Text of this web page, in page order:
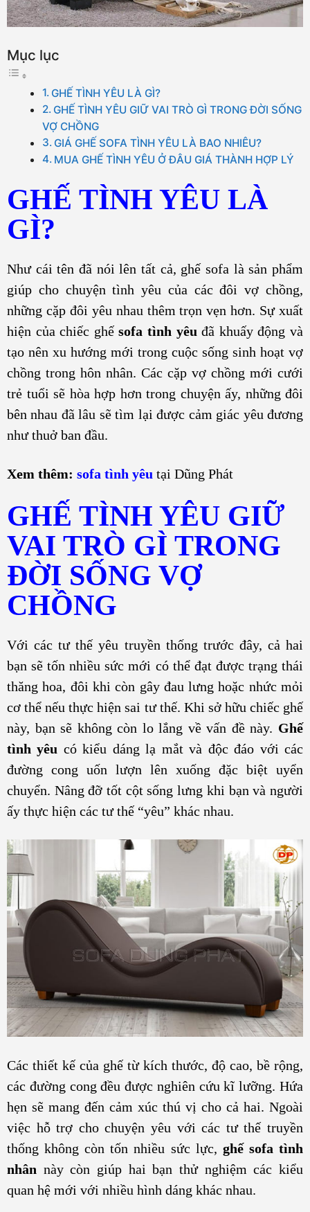
Mục lục
GHẾ TÌNH YÊU LÀ GÌ?
GHẾ TÌNH YÊU GIỮ VAI TRÒ GÌ TRONG ĐỜI SỐNG
VỢ CHỒNG
GIÁ GHẾ SOFA TÌNH YÊU LÀ BAO NHIÊU?
MUA GHẾ TÌNH YÊU Ở ĐÂU GIÁ THÀNH HỢP LÝ
GHẾ TÌNH YÊU LÀ
GÌ?
Như cái tên đã nói lên tất cả, ghế sofa là sản phẩm
giúp cho chuyện tình yêu của các đôi vợ chồng,
những cặp đôi yêu nhau thêm trọn vẹn hơn. Sự xuất
hiện của chiếc ghếsofa tình yêu đã khuấy động và
tạo nên xu hướng mới trong cuộc sống sinh hoạt vợ
chồng trong hôn nhân. Các cặp vợ chồng mới cưới
trẻ tuổi sẽ hòa hợp hơn trong chuyện ấy, những đôi
bên nhau đã lâu sẽ tìm lại được cảm giác yêu đương
như thuở ban đầu.
Xem thêm: sofa tình yêu tại Dũng Phát
GHẾ TÌNH YÊU GIỮ
VAI TRÒ GÌ TRONG
ĐỜI SỐNG VỢ
CHỒNG
Với các tư thế yêu truyền thống trước đây, cả hai
bạn sẽ tốn nhiều sức mới có thể đạt được trạng thái
thăng hoa, đôi khi còn gây đau lưng hoặc nhức mỏi
cơ thể nếu thực hiện sai tư thế. Khi sở hữu chiếc ghế
này, bạn sẽ không còn lo lắng về vấn đề này. Ghế
tình yêu có kiểu dáng lạ mắt và độc đáo với các
đường cong uốn lượn lên xuống đặc biệt uyển
chuyển. Nâng đỡ tốt cột sống lưng khi bạn và người
ấy thực hiện các tư thế “yêu” khác nhau.
Các thiết kế của ghế từ kích thước, độ cao, bề rộng,
các đường cong đều được nghiên cứu kĩ lưỡng. Hứa
hẹn sẽ mang đến cảm xúc thú vị cho cả hai. Ngoài
việc hỗ trợ cho chuyện yêu với các tư thế truyền
thống không còn tốn nhiều sức lực, ghế sofa tình
nhân này còn giúp hai bạn thử nghiệm các kiểu
quan hệ mới với nhiều hình dáng khác nhau.